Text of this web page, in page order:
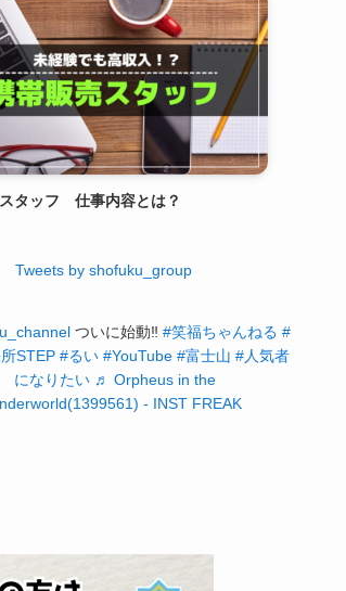
タッフ 仕事内容とは？
Tweets by shofuku_group
ついに始動‼️ #笑福ちゃんねる #
STEP #るい #YouTube #富士山 #人気者
になりたい ♬ Orpheus in the
- INST FREAK